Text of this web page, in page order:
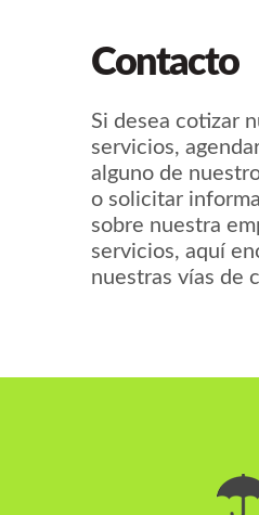
Contacto
Si desea cotizar
servicios,
alguno de
o solicitar
sobre nuestra
servicios, aquí
nuestras vías de